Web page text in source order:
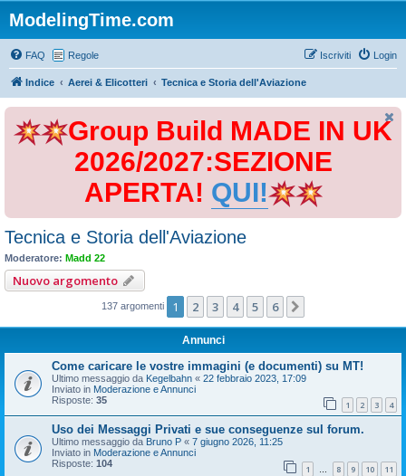
ModelingTime.com
FAQ Regole Login
Iscriviti
Indice Aerei & Elicotteri Tecnica e Storia dell'Aviazione
Group Build MADE IN UK
2026/2027:SEZIONE
APERTA! QUI!
Tecnica e Storia dell'Aviazione
Moderatore: Madd 22
Nuovo argomento
137 argomenti 1 2 3 4 5 6
Annunci
Come caricare le vostre immagini (e documenti) su MT!
Ultimo messaggio da Kegelbahn « 22 febbraio 2023, 17:09
Inviato in Moderazione e Annunci
Risposte: 35 1 2 3 4
Uso dei Messaggi Privati e sue conseguenze sul forum.
Ultimo messaggio da Bruno P « 7 giugno 2026, 11:25
Inviato in Moderazione e Annunci
Risposte: 104 1 … 8 9 10 11